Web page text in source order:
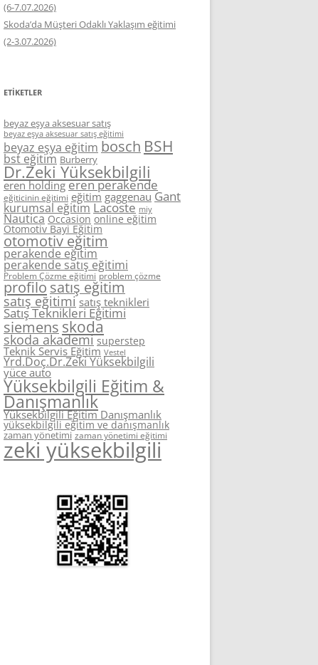
(6-7.07.2026)
Skoda’da Müşteri Odaklı Yaklaşım eğitimi
(2-3.07.2026)
ETIKETLER
beyaz eşya aksesuar satış
beyaz eşya aksesuar satış eğitimi
beyaz eşya eğitim bosch BSH
bst eğitim Burberry
Dr.Zeki Yüksekbilgili
eren holding eren perakende
eğiticinin eğitimi eğitim gaggenau Gant
kurumsal eğitim Lacoste miy
Nautica Occasion online eğitim
Otomotiv Bayi Eğitim
otomotiv eğitim
perakende eğitim
perakende satış eğitimi
Problem Çözme eğitimi problem çözme
profilo satış eğitim
satış eğitimi satış teknikleri
Satış Teknikleri Eğitimi
siemens skoda
skoda akademi superstep
Teknik Servis Eğitim Vestel
Yrd.Doç.Dr.Zeki Yüksekbilgili
yüce auto
Yüksekbilgili Eğitim &
Danışmanlık
Yüksekbilgili Eğitim Danışmanlık
yüksekbilgili eğitim ve danışmanlık
zaman yönetimi zaman yönetimi eğitimi
zeki yüksekbilgili